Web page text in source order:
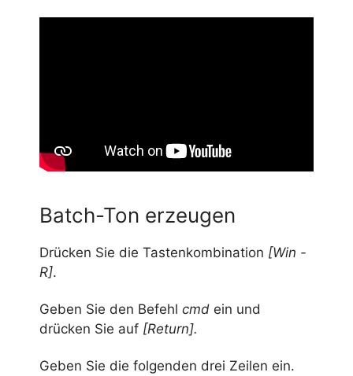
Batch-Ton erzeugen
Drücken Sie die Tastenkombination [Win -
R].
Geben Sie den Befehl cmd ein und
drücken Sie auf [Return].
Geben Sie die folgenden drei Zeilen ein.